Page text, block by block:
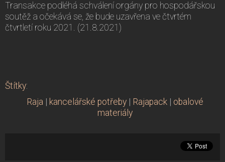
Transakce podléhá schválení orgány pro hospodářskou
soutěž a očekává se, že bude uzavřena ve čtvrtém
čtvrtletí roku 2021. (21.8.2021)
Štítky:
Raja
kancelářské potřeby Rajapack
obalové
materiály